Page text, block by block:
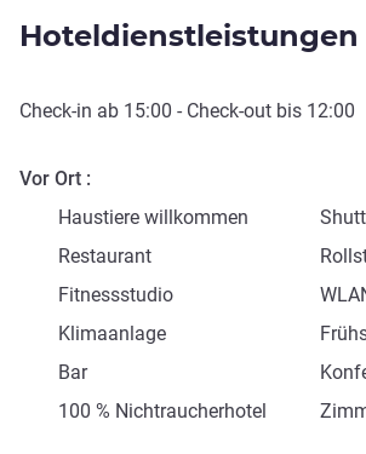
Hoteldienstleistungen
Check-in ab 15:00 - Check-out bis 12:00
Vor Ort
Haustiere willkommen
Restaurant
Fitnessstudio
Klimaanlage
Bar
100 % Nichtraucherhotel